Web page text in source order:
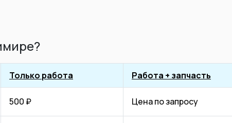
Только работа Работа + запчасть
500 ₽ Цена по запросу